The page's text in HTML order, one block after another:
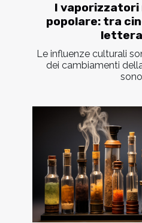
I
popolare: tra
Le influenze culturali
dei cambiamenti